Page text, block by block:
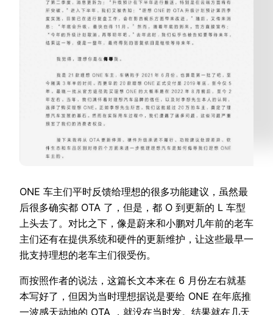
ONE 车主们平时反馈给理想的很多功能建议，虽然最
后很多确实都 OTA 了，但是，都 O 到更新的 L 车型
上头去了。对比之下，像是蔚来和小鹏对几年前的老车
主们还有在提供系统和硬件的更新维护，让这些最早一
批支持理想的老车主们很受伤。
而按照作者的说法，这篇长文本来在 6 月份左右就基
本写好了，但因为当时理想据说是要给 ONE 在年底推
一波感天动地的 OTA ，就没在当时发。结果就在几天